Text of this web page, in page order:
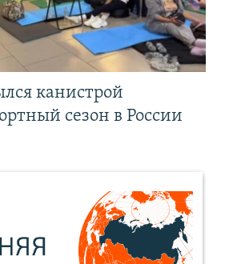
канистрой
сезон в России